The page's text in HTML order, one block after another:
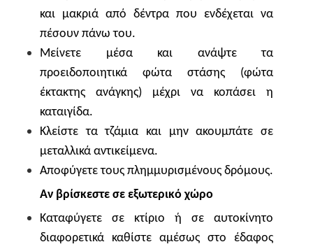
και μακριά από δέντρα που ενδέχεται να
πέσουν πάνω του.
Μείνετε μέσα και ανάψτε τα
προειδοποιητικά φώτα στάσης (φώτα
έκτακτης ανάγκης) μέχρι να κοπάσει η
καταιγίδα.
Κλείστε τα τζάμια και μην ακουμπάτε σε
μεταλλικά αντικείμενα.
Αποφύγετε τους πλημμυρισμένους δρόμους.
Αν βρίσκεστε σε εξωτερικό χώρο
Καταφύγετε σε κτίριο ή σε αυτοκίνητο
διαφορετικά καθίστε αμέσως στο έδαφος